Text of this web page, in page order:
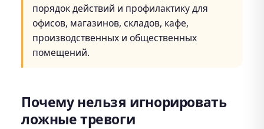
порядок действий и профилактику для
офисов, магазинов, складов, кафе,
производственных и общественных
помещений.
Почему нельзя игнорировать
ложные тревоги